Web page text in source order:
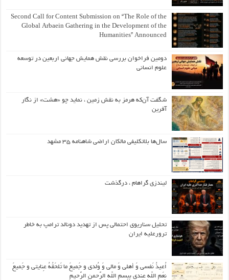
Second Call for Content Submission on “The Role of the
Global Arbaein Gathering in the Development of the
Humanities” Announced
دومین فراخوان بررسی نقش همایش جهانی اربعین در توسعه
علوم انسانی
شگفت آن‌که هرمز به نقش زمین ، نماید چو «هشت» از نگار
آفرین
سال‌ها بلاتکلیفی مالکان اراضی شاهنامه ۳۵ مشهد
لیندزی گراهام ، درگذشت
تحلیل سناریوی احتمالی پس از تهدید دونالد ترامپ به خاطر
ترورعلیه ایران
اُعیذُ نَفسی وَ أهلی وَ مالی وَ وُلدی و جَمیعَ ما تَلحَقُهُ عِنایتی و جَمیعَ
نِعَمِ اللّهِ عِندی بِبِسمِ اللّهِ الرَّحمنِ الرَّحیمِ